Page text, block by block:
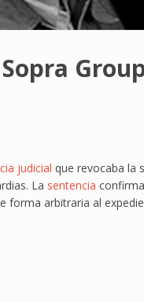
judicial que revocaba la
La sentencia
forma arbitraria al